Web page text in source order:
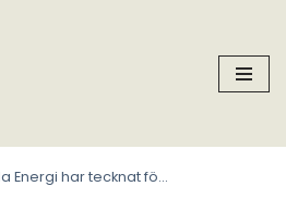
Dala Energi har tecknat förvaltningsavtal för vägbelysning med Leksands och Rättviks kommuner